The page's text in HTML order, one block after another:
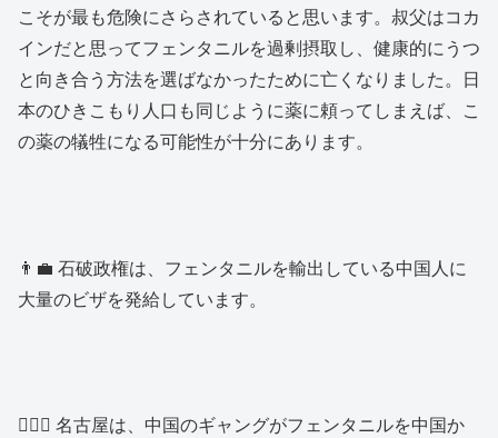
こそが最も危険にさらされていると思います。叔父はコカ
インだと思ってフェンタニルを過剰摂取し、健康的にうつ
と向き合う方法を選ばなかったために亡くなりました。日
本のひきこもり人口も同じように薬に頼ってしまえば、こ
の薬の犠牲になる可能性が十分にあります。
👨‍💼 石破政権は、フェンタニルを輸出している中国人に
大量のビザを発給しています。
👱🏻‍♂️ 名古屋は、中国のギャングがフェンタニルを中国か